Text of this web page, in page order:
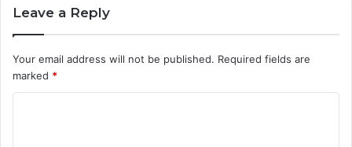
Leave a Reply
Your email address will not be published. Required fields are
marked *